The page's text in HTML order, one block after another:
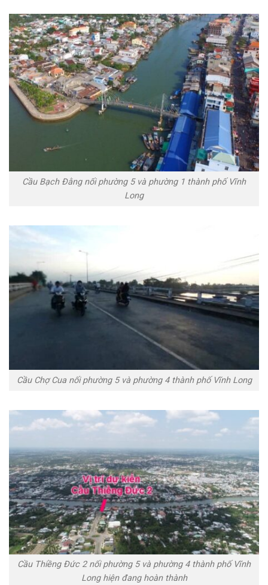
Cầu Bạch Đằng nối phường 5 và phường 1 thành phố Vĩnh
Long
Cầu Chợ Cua nối phường 5 và phường 4 thành phố Vĩnh Long
Cầu Thiềng Đức 2 nối phường 5 và phường 4 thành phố Vĩnh
Long hiện đang hoàn thành